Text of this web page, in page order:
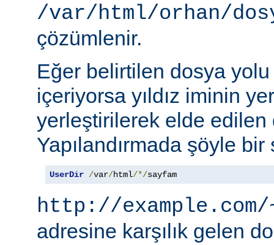
/var/html/orhan/
çözümlenir.
Eğer belirtilen dosya yolu
içeriyorsa yıldız iminin
yerleştirilerek elde edilen
Yapılandırmada şöyle bir
UserDir /var/html/*/sayfam
http://example.com/
adresine karşılık gelen